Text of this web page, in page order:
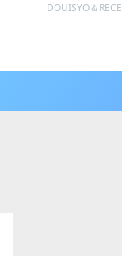
DOUISYO＆RECE